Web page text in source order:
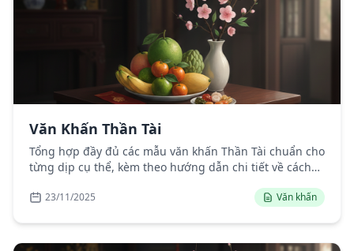
Văn Khấn Thần Tài
Tổng hợp đầy đủ các mẫu văn khấn Thần Tài chuẩn cho
từng dịp cụ thể, kèm theo hướng dẫn chi tiết về cách
23/11/2025 Văn khấn